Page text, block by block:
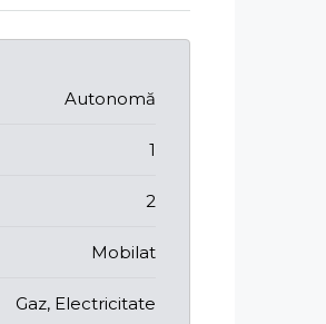
Autonomă
1
2
Mobilat
Gaz, Electricitate